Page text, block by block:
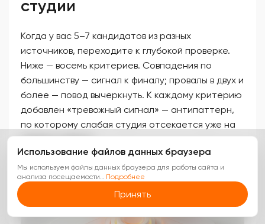
студии
Когда у вас 5–7 кандидатов из разных
источников, переходите к глубокой проверке.
Ниже — восемь критериев. Совпадения по
большинству — сигнал к финалу; провалы в двух и
более — повод вычеркнуть. К каждому критерию
добавлен «тревожный сигнал» — антипаттерн,
по которому слабая студия отсекается уже на
первом созвоне.
Использование файлов данных браузера
Мы используем файлы данных браузера для работы сайта и
анализа посещаемости… Подробнее
Принять